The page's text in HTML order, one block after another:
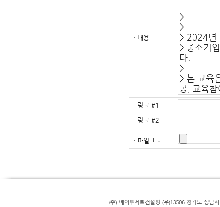
· 내용
· 링크 #1
· 링크 #2
· 파일 + -